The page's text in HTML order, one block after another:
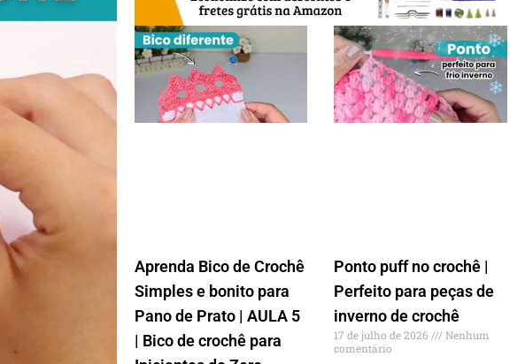
Aprenda Bico de Crochê
Simples e bonito para
Pano de Prato | AULA 5
| Bico de crochê para
Ponto puff no crochê |
Perfeito para peças de
inverno de crochê
17 de julho de 2026
Nenhum
comentário